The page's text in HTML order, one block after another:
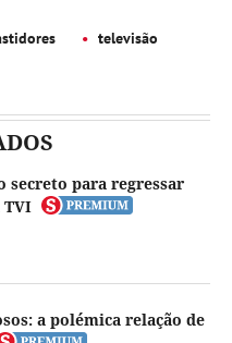
televisão
secreto para regressar
TVI
a polémica relação de